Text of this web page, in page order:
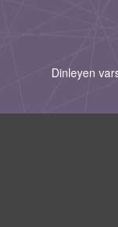
Dinleyen